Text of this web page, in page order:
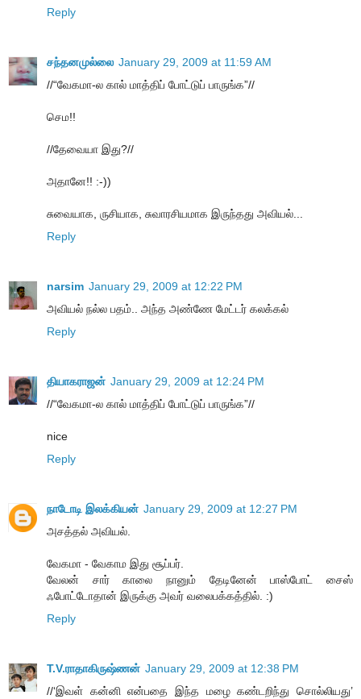
Reply
சந்தனமுல்லை January 29, 2009 at 11:59 AM
//“வேகமா-ல கால் மாத்திப் போட்டுப் பாருங்க”//
செம!!
//தேவையா இது?//
அதானே!! :-))
சுவையாக, ருசியாக, சுவாரசியமாக இருந்தது அவியல்...
Reply
narsim January 29, 2009 at 12:22 PM
அவியல் நல்ல பதம்.. அந்த அண்ணே மேட்டர் கலக்கல்
Reply
தியாகராஜன் January 29, 2009 at 12:24 PM
//“வேகமா-ல கால் மாத்திப் போட்டுப் பாருங்க”//
nice
Reply
நாடோடி இலக்கியன் January 29, 2009 at 12:27 PM
அசத்தல் அவியல்.
வேகமா - வேகாம இது சூப்பர்.
வேலன் சார் காலை நானும் தேடினேன் பாஸ்போட் சைஸ்
ஃபோட்டோதான் இருக்கு அவர் வலைபக்கத்தில். :)
Reply
T.V.ராதாகிருஷ்ணன் January 29, 2009 at 12:38 PM
//‘இவள் கன்னி என்பதை இந்த மழை கண்டறிந்து சொல்லியது’